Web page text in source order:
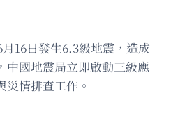
16日發生6.3級地震，造成
中國地震局立即啟動三級應
情排查工作。